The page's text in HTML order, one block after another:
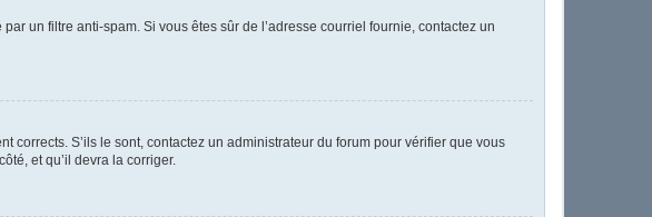
un filtre anti-spam. Si vous êtes sûr de l’adresse courriel fournie, contactez un
corrects. S’ils le sont, contactez un administrateur du forum pour vérifier que vous
et qu’il devra la corriger.